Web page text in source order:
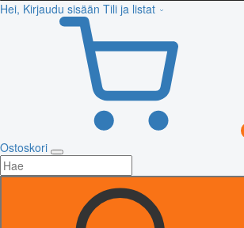
Hei, Kirjaudu sisään Tili ja listat
Ostoskori